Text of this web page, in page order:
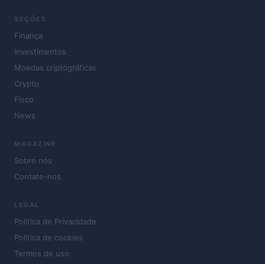
SEÇÕES
Finança
Investimentos
Moedas criptográficas
Crypto
Fisco
News
MAGAZINE
Sobre nós
Contate-nos
LEGAL
Política de Privacidade
Política de cookies
Termos de uso